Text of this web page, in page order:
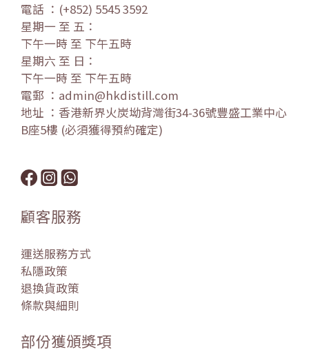
電話 ：(+852) 5545 3592
星期一 至 五：
下午一時 至 下午五時
星期六 至 日：
下午一時 至 下午五時
電郵 ：admin@hkdistill.com
地址 ：香港新界火炭坳背灣街34-36號豐盛工業中心
B座5樓 (必須獲得預約確定)
顧客服務
運送服務方式
私隱政策
退換貨政策
條款與細則
部份獲頒獎項